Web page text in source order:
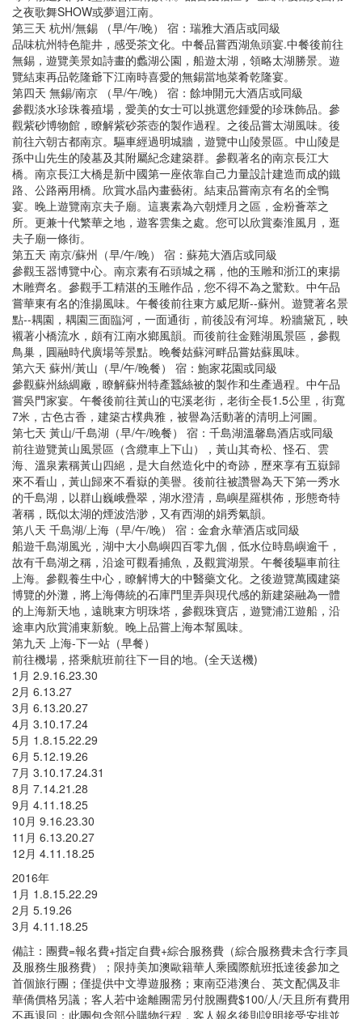
之夜歌舞SHOW或夢迴江南。
第三天 杭州/無錫 （早/午/晚） 宿：瑞雅大酒店或同級
品味杭州特色龍井，感受茶文化。中餐品嘗西湖魚頭宴.中餐後前往
無錫，遊覽美景如詩畫的蠡湖公園，船遊太湖，領略太湖勝景。遊
覽結束再品乾隆爺下江南時喜愛的無錫當地菜肴乾隆宴。
第四天 無錫/南京 （早/午/晚） 宿：餘坤開元大酒店或同級
參觀淡水珍珠養殖場，愛美的女士可以挑選您鍾愛的珍珠飾品。參
觀紫砂博物館，瞭解紫砂茶壺的製作過程。之後品嘗太湖風味。後
前往六朝古都南京。驅車經過明城牆，遊覽中山陵景區。中山陵是
孫中山先生的陵墓及其附屬紀念建築群。參觀著名的南京長江大
橋。南京長江大橋是新中國第一座依靠自己力量設計建造而成的鐵
路、公路兩用橋。欣賞水晶內畫藝術。結束品嘗南京有名的全鴨
宴。晚上遊覽南京夫子廟。這裏素為六朝煙月之區，金粉薈萃之
所。更兼十代繁華之地，遊客雲集之處。您可以欣賞秦淮風月，逛
夫子廟一條街。
第五天 南京/蘇州（早/午/晚） 宿：蘇苑大酒店或同級
參觀玉器博覽中心。南京素有石頭城之稱，他的玉雕和浙江的東揚
木雕齊名。參觀手工精湛的玉雕作品，您不得不為之驚歎。中午品
嘗華東有名的淮揚風味。午餐後前往東方威尼斯--蘇州。遊覽著名景
點--耦園，耦園三面臨河，一面通街，前後設有河埠。粉牆黛瓦，映
襯著小橋流水，頗有江南水鄉風韻。而後前往金雞湖風景區，參觀
鳥巢，圓融時代廣場等景點。晚餐姑蘇河畔品嘗姑蘇風味。
第六天 蘇州/黃山（早/午/晚餐） 宿：鮑家花園或同級
參觀蘇州絲綢廠，瞭解蘇州特產蠶絲被的製作和生產過程。中午品
嘗吳門家宴。午餐後前往黃山的屯溪老街，老街全長1.5公里，街寬
7米，古色古香，建築古樸典雅，被譽為活動著的清明上河圖。
第七天 黃山/千島湖（早/午/晚餐） 宿：千島湖溫馨島酒店或同級
前往遊覽黃山風景區（含纜車上下山），黃山其奇松、怪石、雲
海、溫泉素稱黃山四絕，是大自然造化中的奇跡，歷來享有五嶽歸
來不看山，黃山歸來不看嶽的美譽。後前往被讚譽為天下第一秀水
的千島湖，以群山巍峨疊翠，湖水澄清，島嶼星羅棋佈，形態奇特
著稱，既似太湖的煙波浩渺，又有西湖的娟秀氣韻。
第八天 千島湖/上海（早/午/晚） 宿：金倉永華酒店或同級
船遊千島湖風光，湖中大小島嶼四百零九個，低水位時島嶼逾千，
故有千島湖之稱，沿途可觀看捕魚，及觀賞湖景。午餐後驅車前往
上海。參觀養生中心，瞭解博大的中醫藥文化。之後遊覽萬國建築
博覽的外灘，將上海傳統的石庫門里弄與現代感的新建築融為一體
的上海新天地，遠眺東方明珠塔，參觀珠寶店，遊覽浦江遊船，沿
途車內欣賞浦東新貌。晚上品嘗上海本幫風味。
第九天 上海-下一站（早餐）
前往機場，搭乘航班前往下一目的地。(全天送機)
1月 2.9.16.23.30
2月 6.13.27
3月 6.13.20.27
4月 3.10.17.24
5月 1.8.15.22.29
6月 5.12.19.26
7月 3.10.17.24.31
8月 7.14.21.28
9月 4.11.18.25
10月 9.16.23.30
11月 6.13.20.27
12月 4.11.18.25
2016年
1月 1.8.15.22.29
2月 5.19.26
3月 4.11.18.25
備註：團費=報名費+指定自費+綜合服務費（綜合服務費未含行李員
及服務生服務費）；限持美加澳歐籍華人乘國際航班抵達後參加之
首個旅行團；僅提供中文導遊服務；東南亞港澳台、英文配偶及非
華僑價格另議；客人若中途離團需另付脫團費$100/人/天且所有費用
不再退回；此團包含部分購物行程，客人報名後則說明接受安排並